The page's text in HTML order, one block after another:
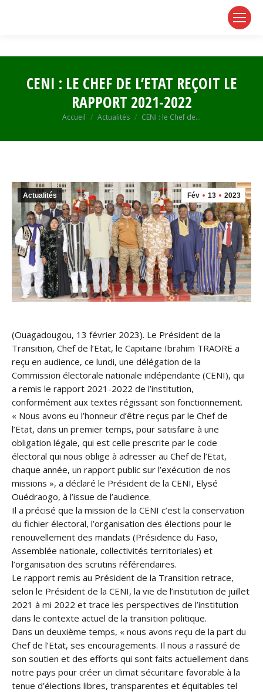
CENI : LE CHEF DE L’ETAT REÇOIT LE
RAPPORT 2021-2022
Vous êtes ici :
Accueil Actualités CENI : le Chef de…
Fév 13 2023
Actualités
(Ouagadougou, 13 février 2023). Le Président de la
Transition, Chef de l’Etat, le Capitaine Ibrahim TRAORE a
reçu en audience, ce lundi, une délégation de la
Commission électorale nationale indépendante (CENI), qui
a remis le rapport 2021-2022 de l’institution,
conformément aux textes régissant son fonctionnement.
« Nous avons eu l’honneur d’être reçus par le Chef de
l’Etat, dans un premier temps, pour satisfaire à une
obligation légale, qui est celle prescrite par le code
électoral qui nous oblige à adresser au Chef de l’Etat,
chaque année, un rapport public sur l’exécution de nos
missions », a déclaré le Président de la CENI, Elysé
Ouédraogo, à l’issue de l’audience.
Il a précisé que la mission de la CENI c’est la conservation
du fichier électoral, l’organisation des élections pour le
renouvellement des mandats (Présidence du Faso,
Assemblée nationale, collectivités territoriales) et
l’organisation des scrutins référendaires.
Le rapport remis au Président de la Transition retrace,
selon le Président de la CENI, la vie de l’institution de juillet
2021 à mi 2022 et trace les perspectives de l’institution
dans le contexte actuel de la transition politique.
Dans un deuxième temps, « nous avons reçu de la part du
Chef de l’Etat, ses encouragements. Il nous a rassuré de
son soutien et des efforts qui sont faits actuellement dans
notre pays pour créer un climat sécuritaire favorable à la
tenue d’élections libres, transparentes et équitables tel